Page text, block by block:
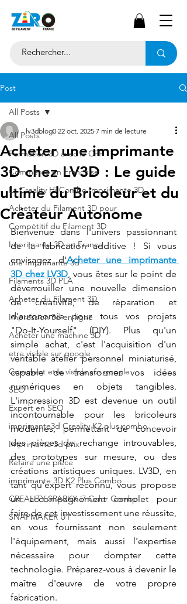
Post
All Posts
Formation 3D avec le CPF
Commerce en Franchise
La Creality Hi Combo Imprimante 3D
Acheter du Filament 3D pour
Compétitif du Filament 3D
Imprimante 3D en France
une Imprimante 3d
Filaments 3D PLA
Acheter du Filament 3D
Impression 3d en ligne
Acheter une machine 3D
etre visible sur google
Comment etre visible sur google
SEO
Expert en SEO
imprimante3d Creality K2 plus combo
Imprimante 3d prix
Refaire une pièce
imprimante 3D K2 Plus Combo
CREALITY SPARKX i7 Color Combo
SNAPMAKER U1
All Posts
Acheter une imprimante
3D chez LV3D : Le guide
ultime du Bricoleur et du
Créateur Autonome
lv3dblog0 22 oct. 2025 7 min de lecture
Bienvenue dans l'univers passionnant
de la fabrication additive ! Si vous
envisagez d'Acheter une imprimante
3D chez LV3D, vous êtes sur le point de
déverrouiller une nouvelle dimension
de créativité, de réparation et
d'autonomie pour tous vos projets
"Do-It-Yourself" (DIY). Plus qu'un
simple achat, c'est l'acquisition d'un
véritable atelier personnel miniaturisé,
capable de transformer vos idées
numériques en objets tangibles.
L'impression 3D est devenue un outil
incontournable pour les bricoleurs
modernes, permettant de concevoir
des pièces de rechange introuvables,
des prototypes sur mesure, ou des
créations artistiques uniques. LV3D, en
tant qu'expert reconnu, vous propose
un accompagnement complet pour
faire de cet investissement une réussite,
en vous fournissant non seulement
l'équipement, mais aussi l'expertise
nécessaire pour dompter cette
technologie. Préparez-vous à devenir le
maître d'œuvre de votre propre
fabrication.